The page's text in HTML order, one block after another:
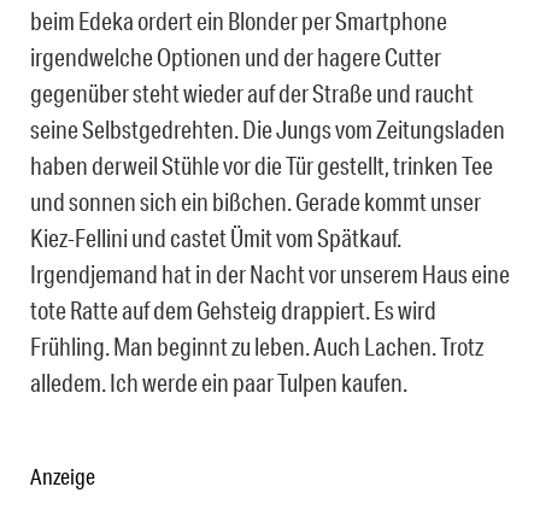
beim Edeka ordert ein Blonder per Smartphone
irgendwelche Optionen und der hagere Cutter
gegenüber steht wieder auf der Straße und raucht
seine Selbstgedrehten. Die Jungs vom Zeitungsladen
haben derweil Stühle vor die Tür gestellt, trinken Tee
und sonnen sich ein bißchen. Gerade kommt unser
Kiez-Fellini und castet Ümit vom Spätkauf.
Irgendjemand hat in der Nacht vor unserem Haus eine
tote Ratte auf dem Gehsteig drappiert. Es wird
Frühling. Man beginnt zu leben. Auch Lachen. Trotz
alledem. Ich werde ein paar Tulpen kaufen.
Anzeige